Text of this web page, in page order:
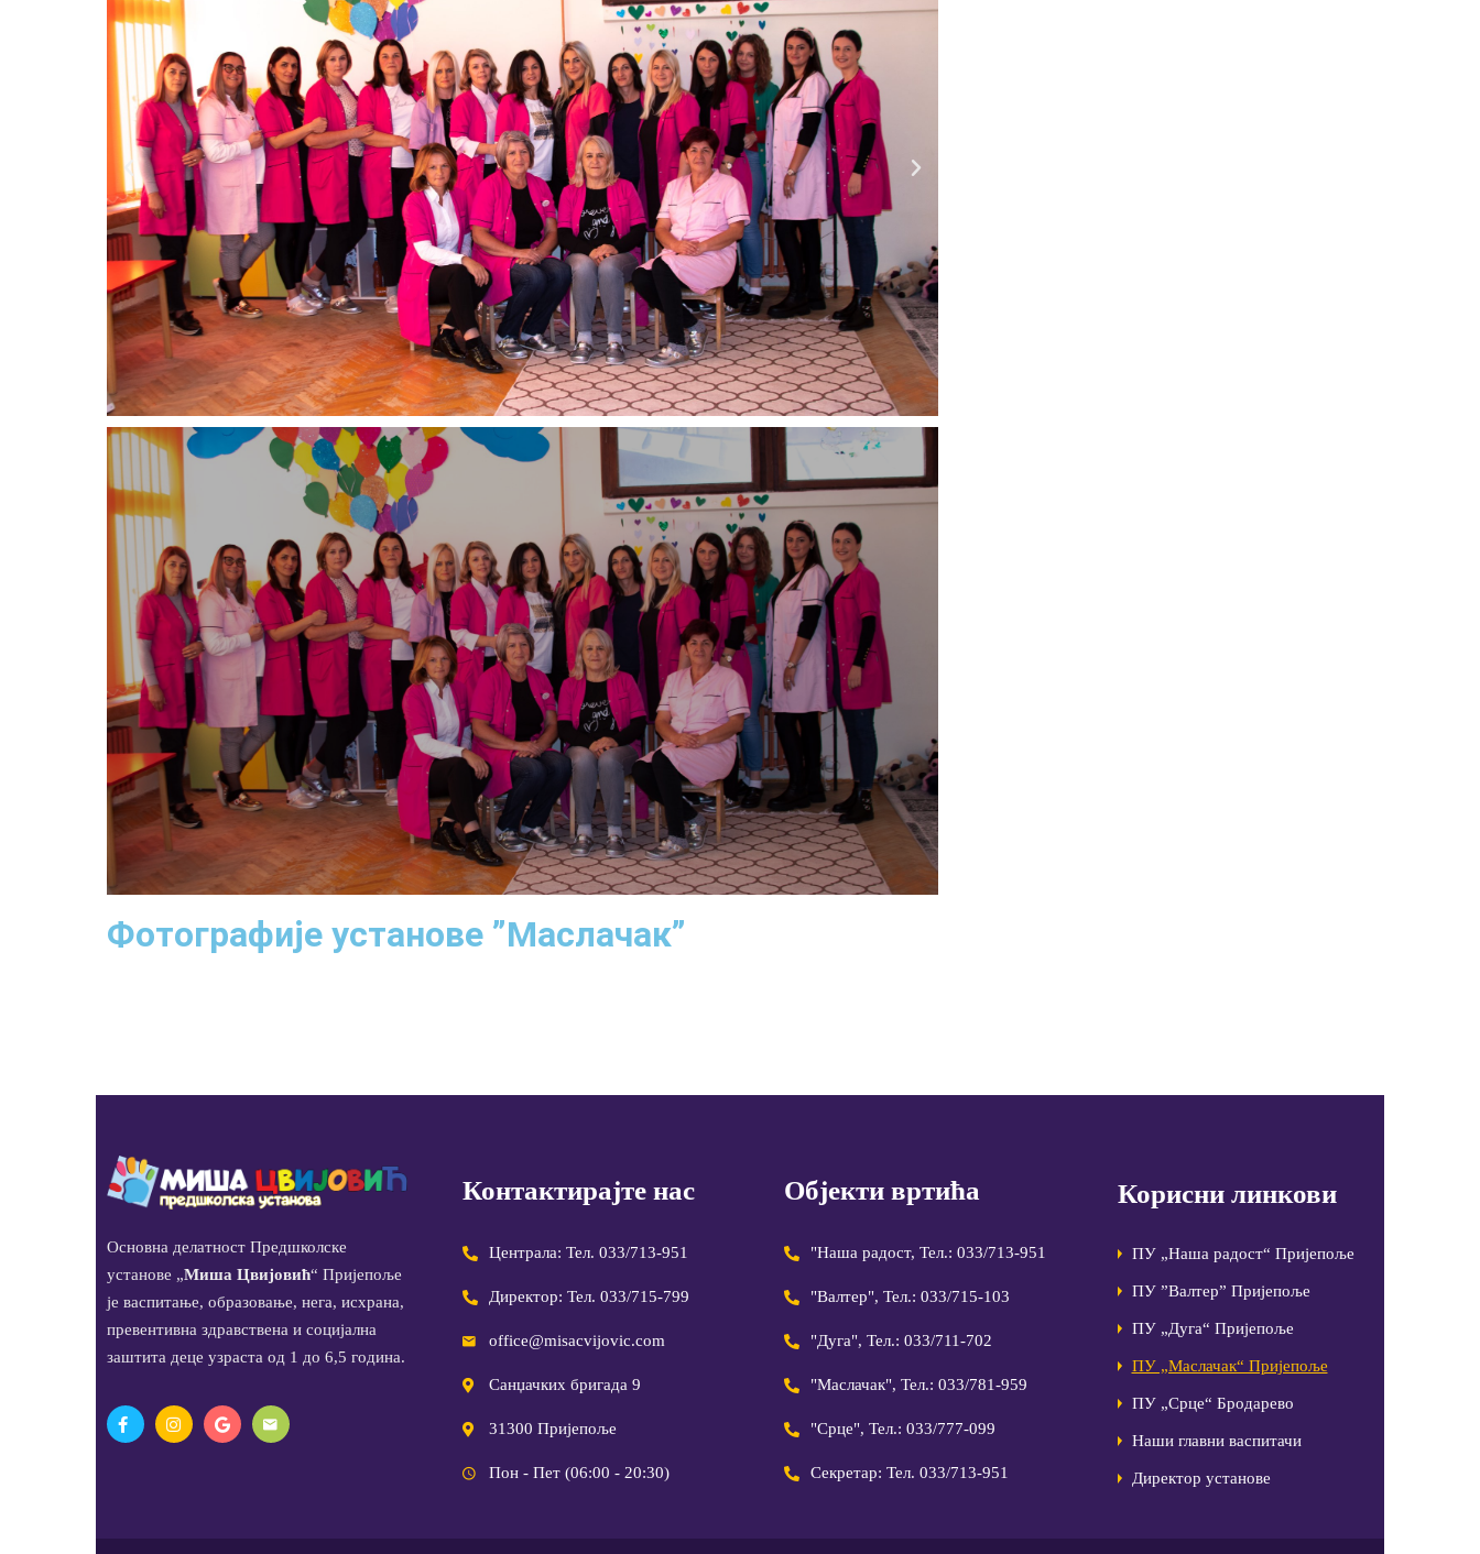
Фотографије установе ”Маслачак”
Основна делатност Предшколске
установе „Миша Цвијовић“ Пријепоље
је васпитање, образовање, нега, исхрана,
превентивна здравствена и социјална
заштита деце узраста од 1 до 6,5 година.
Контактирајте нас
Централа: Тел. 033/713-951
Директор: Тел. 033/715-799
office@misacvijovic.com
Санџачких бригада 9
31300 Пријепоље
Пон - Пет (06:00 - 20:30)
Објекти вртића
"Наша радост, Тел.: 033/713-951
"Валтер", Тел.: 033/715-103
"Дуга", Тел.: 033/711-702
"Маслачак", Тел.: 033/781-959
"Срце", Тел.: 033/777-099
Секретар: Тел. 033/713-951
Корисни линкови
ПУ „Наша радост“ Пријепоље
ПУ ”Валтер” Пријепоље
ПУ „Дуга“ Пријепоље
ПУ „Маслачак“ Пријепоље
ПУ „Срце“ Бродарево
Наши главни васпитачи
Директор установе